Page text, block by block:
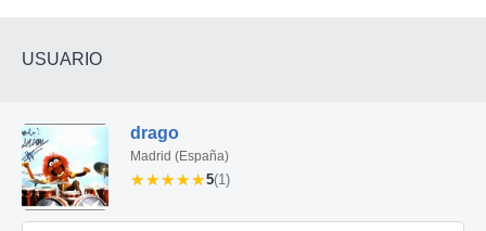
USUARIO
drago
Madrid (España)
★★★★★
★★★★★5(1)